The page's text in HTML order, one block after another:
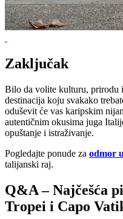
Zaključak
Bilo da volite kulturu, prirodu
destinacija koju svakako
oduševit će vas karipskim
autentičnim okusima juga
opuštanje i istraživanje.
Pogledajte ponude za odmor
talijanski raj.
Q&A – Najčešća
Tropei i Capo